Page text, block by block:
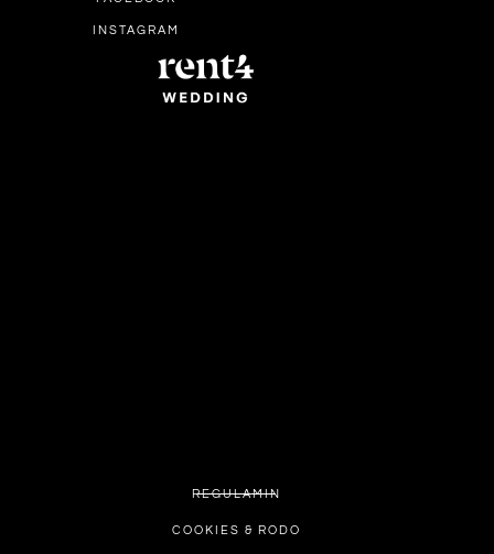
INSTAGRAM
REGULAMIN
COOKIES & RODO